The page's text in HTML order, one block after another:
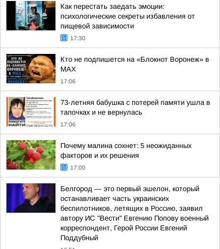
Как перестать заедать эмоции:
психологические секреты избавления от
пищевой зависимости
17:30
Кто не подпишется на «Блокнот Воронеж» в
МАХ
17:06
73-летняя бабушка с потерей памяти ушла в
тапочках и не вернулась
17:06
Почему малина сохнет: 5 неожиданных
факторов и их решения
17:00
Белгород — это первый эшелон, который
останавливает часть украинских
беспилотников, летящих в Россию, заявил
автору ИС "Вести" Евгению Попову военный
корреспондент, Герой России Евгений
Поддубный